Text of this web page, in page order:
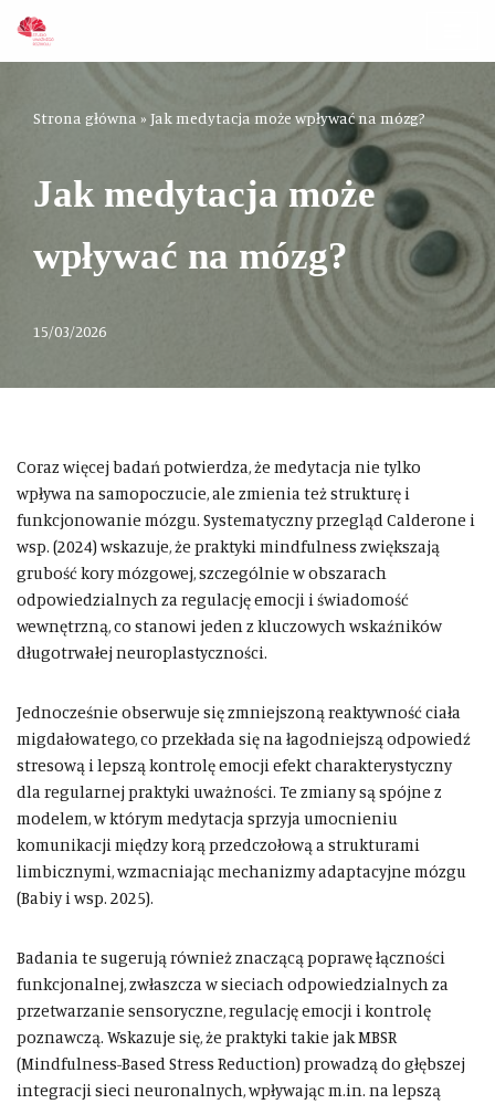
Przejdź
treści
Strona główna » Jak medytacja może wpływać na mózg?
Jak medytacja może
wpływać na mózg?
15/03/2026
Coraz więcej badań potwierdza, że medytacja nie tylko
wpływa na samopoczucie, ale zmienia też strukturę i
funkcjonowanie mózgu. Systematyczny przegląd Calderone i
wsp. (2024) wskazuje, że praktyki mindfulness zwiększają
grubość kory mózgowej, szczególnie w obszarach
odpowiedzialnych za regulację emocji i świadomość
wewnętrzną, co stanowi jeden z kluczowych wskaźników
długotrwałej neuroplastyczności.
Jednocześnie obserwuje się zmniejszoną reaktywność ciała
migdałowatego, co przekłada się na łagodniejszą odpowiedź
stresową i lepszą kontrolę emocji efekt charakterystyczny
dla regularnej praktyki uważności. Te zmiany są spójne z
modelem, w którym medytacja sprzyja umocnieniu
komunikacji między korą przedczołową a strukturami
limbicznymi, wzmacniając mechanizmy adaptacyjne mózgu
(Babiy i wsp. 2025).
Badania te sugerują również znaczącą poprawę łączności
funkcjonalnej, zwłaszcza w sieciach odpowiedzialnych za
przetwarzanie sensoryczne, regulację emocji i kontrolę
poznawczą. Wskazuje się, że praktyki takie jak MBSR
(Mindfulness-Based Stress Reduction) prowadzą do głębszej
integracji sieci neuronalnych, wpływając m.in. na lepszą